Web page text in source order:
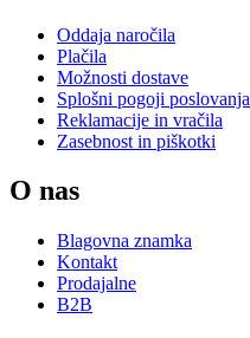
Oddaja naročila
Plačila
Možnosti dostave
Splošni pogoji poslovanja
Reklamacije in vračila
Zasebnost in piškotki
O nas
Blagovna znamka
Kontakt
Prodajalne
B2B